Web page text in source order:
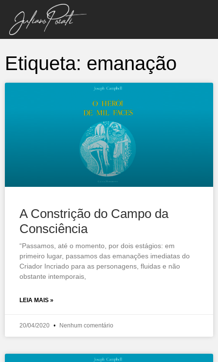
Etiqueta: emanação
A Constrição do Campo da
Consciência
“Passamos, até o momento, por dois estágios: em
primeiro lugar, passamos das emanações imediatas do
Criador Incriado para as personagens, fluidas e não
obstante intemporais,
LEIA MAIS »
20/04/2020 Nenhum comentário